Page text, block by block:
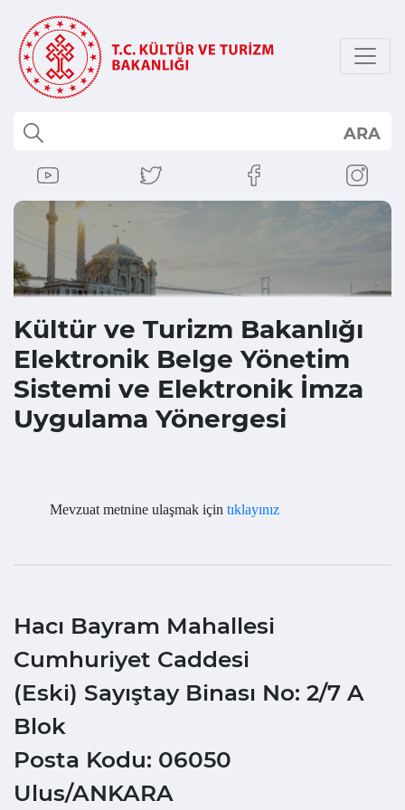
ARA
Kültür ve Turizm Bakanlığı
Elektronik Belge Yönetim
Sistemi ve Elektronik İmza
Uygulama Yönergesi
Mevzuat metnine ulaşmak için tıklayınız
Hacı Bayram Mahallesi
Cumhuriyet Caddesi
(Eski) Sayıştay Binası No: 2/7 A
Blok
Posta Kodu: 06050
Ulus/ANKARA